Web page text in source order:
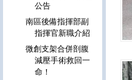
公告
南區後備指揮部副
指揮官新職介紹
微創支架合併剖腹
減壓手術救回一
命！